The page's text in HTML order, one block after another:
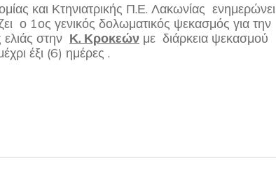
και Κτηνιατρικής Π.Ε. Λακωνίας ενημερώνει
ο 1ος γενικός δολωματικός ψεκασμός για την
στην Κ. Κροκεών με διάρκεια ψεκασμού
έξι (6) ημέρες .